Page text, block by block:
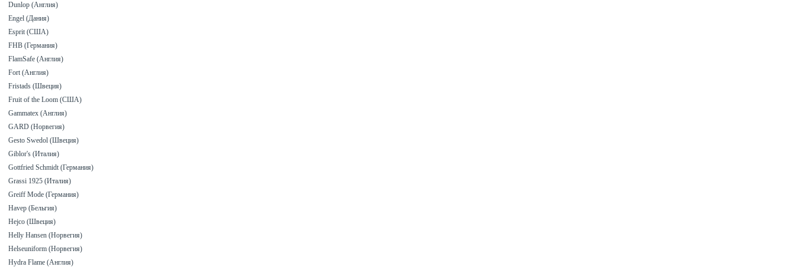
Dunlop (Англия)
Engel (Дания)
Esprit (США)
FHB (Германия)
FlamSafe (Англия)
Fort (Англия)
Fristads (Швеция)
Fruit of the Loom (США)
Gammatex (Англия)
GARD (Норвегия)
Gesto Swedol (Швеция)
Giblor's (Италия)
Gottfried Schmidt (Германия)
Grassi 1925 (Италия)
Greiff Mode (Германия)
Havep (Бельгия)
Hejco (Швеция)
Helly Hansen (Норвегия)
Helseuniform (Норвегия)
Hydra Flame (Англия)